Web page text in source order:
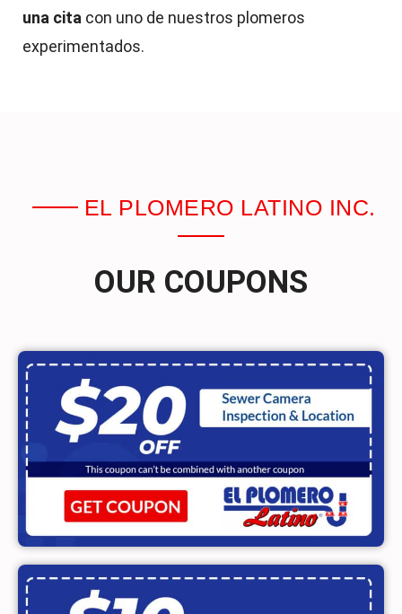
una cita con uno de nuestros plomeros
experimentados.
EL PLOMERO LATINO INC.
OUR COUPONS